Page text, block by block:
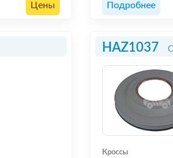
Цены Подробнее
HAZ1037
Кроссы